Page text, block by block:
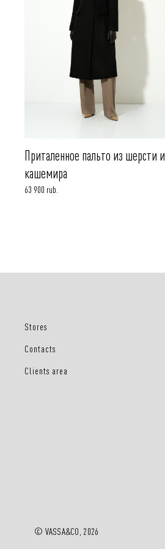
Приталенное пальто из шерсти и
кашемира
63 900 rub.
Stores
Contacts
Clients area
© VASSA&CO, 2026